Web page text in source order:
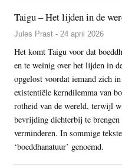
Taigu – Het lijden in de
Jules Prast - 24 april 2026
Het komt Taigu voor dat
en te weinig over het lijden in
opgelost voordat iemand zich
existentiële kerndilemma van
rotheid van de wereld, terwijl
bevrijding dichterbij te
verminderen. In sommige
‘boeddhanatuur’ genoemd.